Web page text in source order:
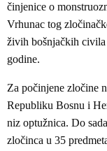
činjenice o
Vrhunac tog
živih bošnjačkih
godine.
Za počinjene zločine
Republiku Bosnu i
niz optužnica. Do
zločinca u 35